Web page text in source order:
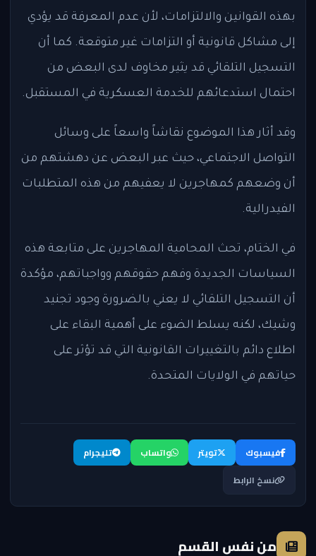
بهذه القوانين والالتزامات، لأن عدم المعرفة قد يؤدي
إلى مشاكل قانونية أو التزامات غير متوقعة. كما أن
التسجيل التلقائي قد يثير مخاوف لدى البعض من
احتمال استدعائهم للخدمة العسكرية في المستقبل.
وقد أثار هذا الموضوع نقاشاً واسعاً على وسائل
التواصل الاجتماعي، حيث عبر البعض عن دهشتهم من
أن وضعهم كمهاجرين لا يعفيهم من هذه المتطلبات
الفيدرالية.
في الختام، تحث المحامية المهاجرين على متابعة هذه
السياسات الجديدة وفهم حقوقهم وواجباتهم، مؤكدة
أن التسجيل التلقائي لا يعني بالضرورة وجود تجنيد
وشيك، لكنه يسلط الضوء على أهمية البقاء على
اطلاع دائم بالتغييرات القانونية التي قد تؤثر على
حياتهم في الولايات المتحدة.
فيسبوك تويتر واتساب
تليجرام
نسخ الرابط
من نفس القسم